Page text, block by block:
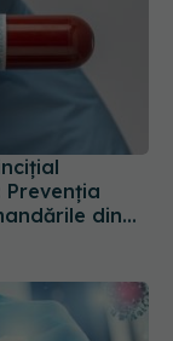
din